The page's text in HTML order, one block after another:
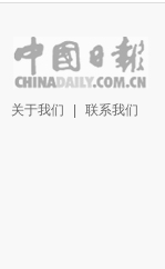
关于我们 联系我们